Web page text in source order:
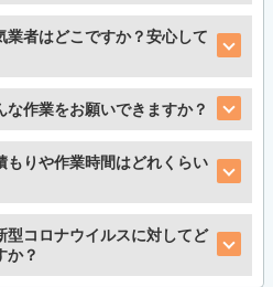
業者はどこですか？安心して
作業をお願いできますか？
もりや作業時間はどれくらい
型コロナウイルスに対してど
か？